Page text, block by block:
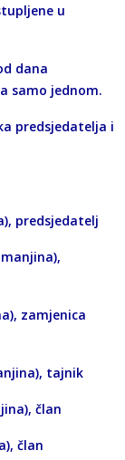
u
dana
samo jednom.
predsjedatelja i
predsjedatelj
zamjenica
tajnik
član
član